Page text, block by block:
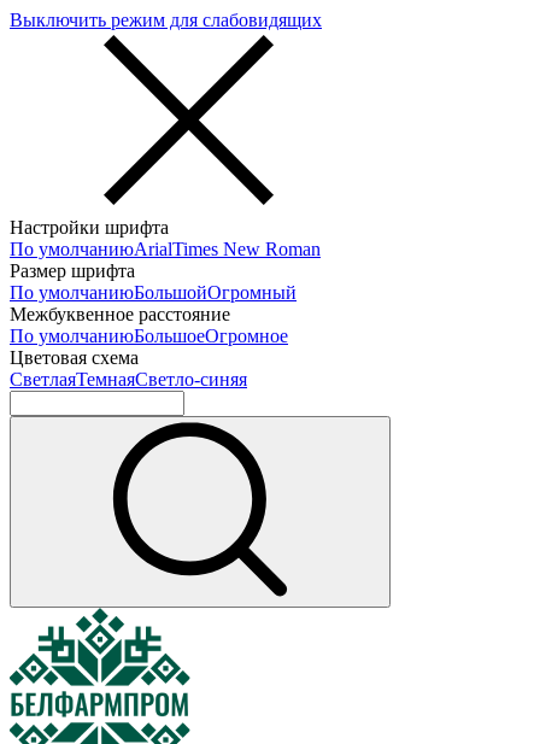
Выключить режим для слабовидящих
Настройки шрифта
По умолчаниюArialTimes New Roman
Размер шрифта
По умолчаниюБольшойОгромный
Межбуквенное расстояние
По умолчаниюБольшоеОгромное
Цветовая схема
СветлаяТемнаяСветло-синяя